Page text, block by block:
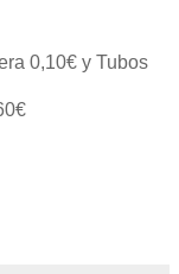
0,10€ y Tubos